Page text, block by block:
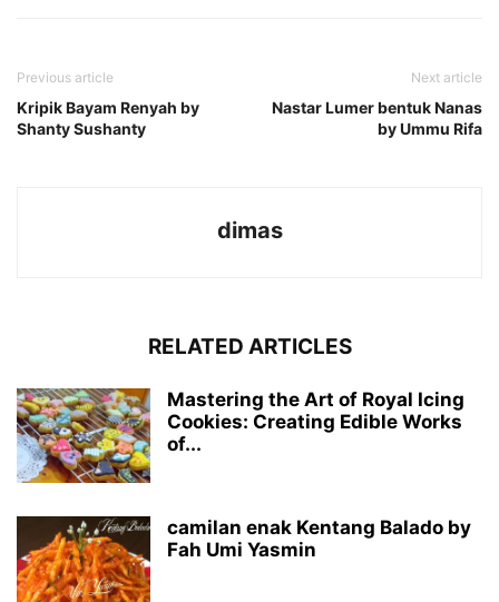
Previous article
Kripik Bayam Renyah by
Shanty Sushanty
Next article
Nastar Lumer bentuk Nanas
by Ummu Rifa
dimas
RELATED ARTICLES
Mastering the Art of Royal Icing
Cookies: Creating Edible Works
of...
camilan enak Kentang Balado by
Fah Umi Yasmin